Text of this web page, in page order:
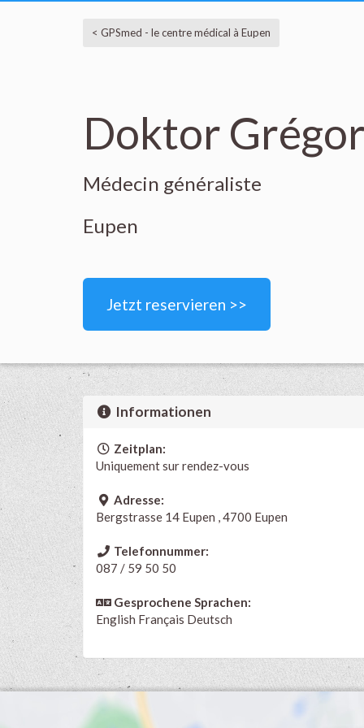
< GPSmed - le centre médical à Eupen
Doktor
Médecin généraliste
Eupen
Jetzt reservieren >>
Informationen
Zeitplan:
Uniquement sur rendez-vous
Adresse:
Bergstrasse 14 Eupen , 4700 Eupen
Telefonnummer:
087 / 59 50 50
Gesprochene Sprachen:
English Français Deutsch